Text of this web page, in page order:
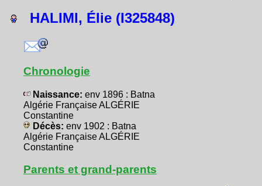
HALIMI, Élie (I325848)
Chronologie
Naissance: env 1896 : Batna
Algérie Française ALGÉRIE
Constantine
Décès: env 1902 : Batna
Algérie Française ALGÉRIE
Constantine
Parents et grand-parents